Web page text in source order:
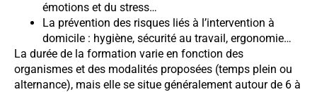
émotions et du stress…
La prévention des risques liés à l’intervention à
domicile : hygiène, sécurité au travail, ergonomie…
La durée de la formation varie en fonction des
organismes et des modalités proposées (temps plein ou
alternance), mais elle se situe généralement autour de 6 à